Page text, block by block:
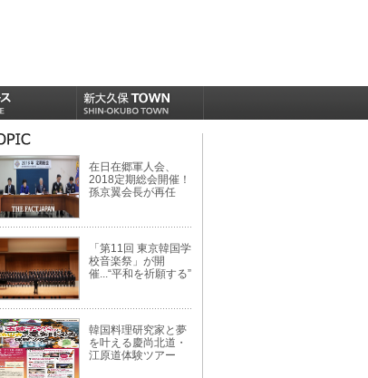
在日在郷軍人会、
2018定期総会開催！
孫京翼会長が再任
「第11回 東京韓国学
校音楽祭」が開
催...“平和を祈願する”
韓国料理研究家と夢
を叶える慶尚北道・
江原道体験ツアー